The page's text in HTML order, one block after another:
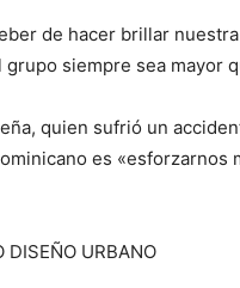
de hacer brillar
grupo siempre sea mayor
quien sufrió un
es «esforzarnos
DISEÑO URBANO